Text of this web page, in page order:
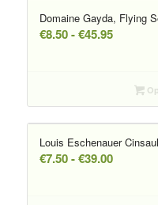
Domaine Gayda, Flying
€8.50 - €45.95
€45.95
Louis Eschenauer
€7.50 - €39.00